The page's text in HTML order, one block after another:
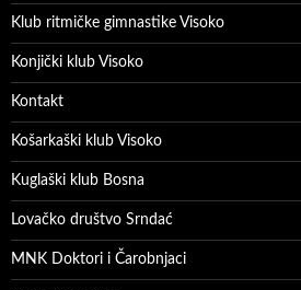
Klub ritmičke gimnastike Visoko
Konjički klub Visoko
Kontakt
Košarkaški klub Visoko
Kuglaški klub Bosna
Lovačko društvo Srndać
MNK Doktori i Čarobnjaci